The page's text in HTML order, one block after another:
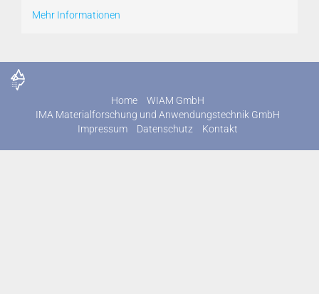
Mehr Informationen
Home
WIAM GmbH
IMA Materialforschung und Anwendungstechnik GmbH
Impressum
Datenschutz Kontakt